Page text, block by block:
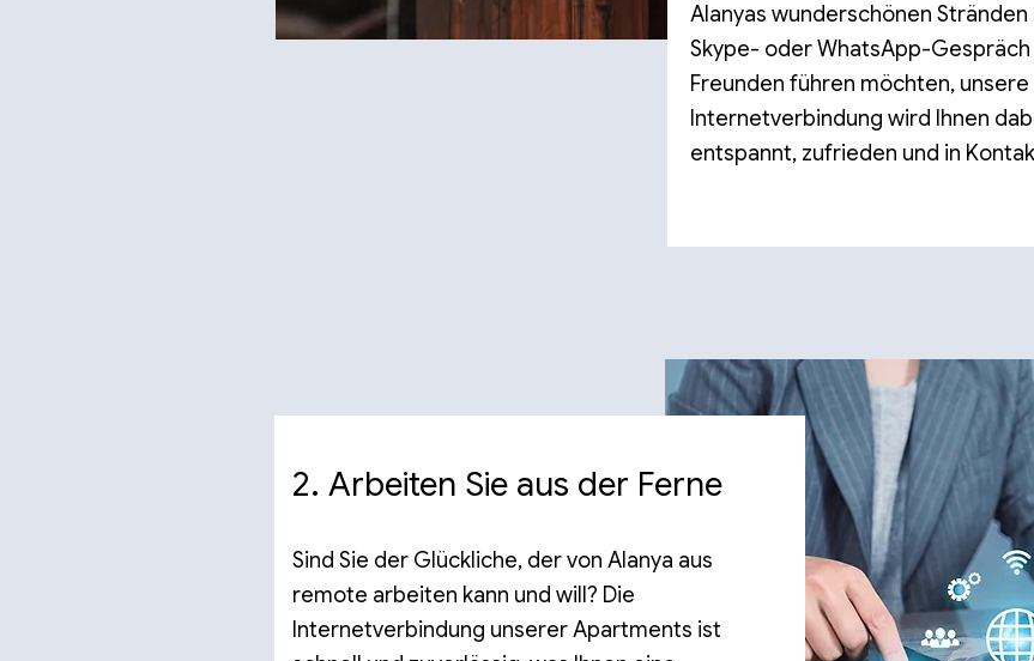
Alanyas wunderschönen
Skype- oder WhatsApp-Gespräch
Freunden führen möchten,
Internetverbindung wird Ihnen
entspannt, zufrieden und in
2. Arbeiten Sie aus der Ferne
Sind Sie der Glückliche, der von Alanya aus
remote arbeiten kann und will? Die
Internetverbindung unserer Apartments ist